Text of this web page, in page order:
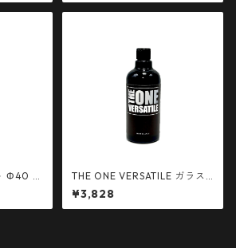
Φ40 ベ
包装
THE ONE VERSATILE ガラス
系 コーティング剤500mlに増
量♪
¥3,828